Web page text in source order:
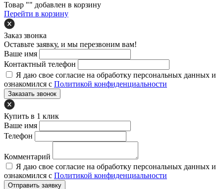
Товар "" добавлен в корзину
Перейти в корзину
Заказ звонка
Оставьте заявку, и мы перезвоним вам!
Ваше имя
Контактный телефон
Я даю свое согласие на обработку персональных данных и
ознакомился с Политикой конфиденциальности
Заказать звонок
Купить в 1 клик
Ваше имя
Телефон
Комментарий
Я даю свое согласие на обработку персональных данных и
ознакомился с Политикой конфиденциальности
Отправить заявку